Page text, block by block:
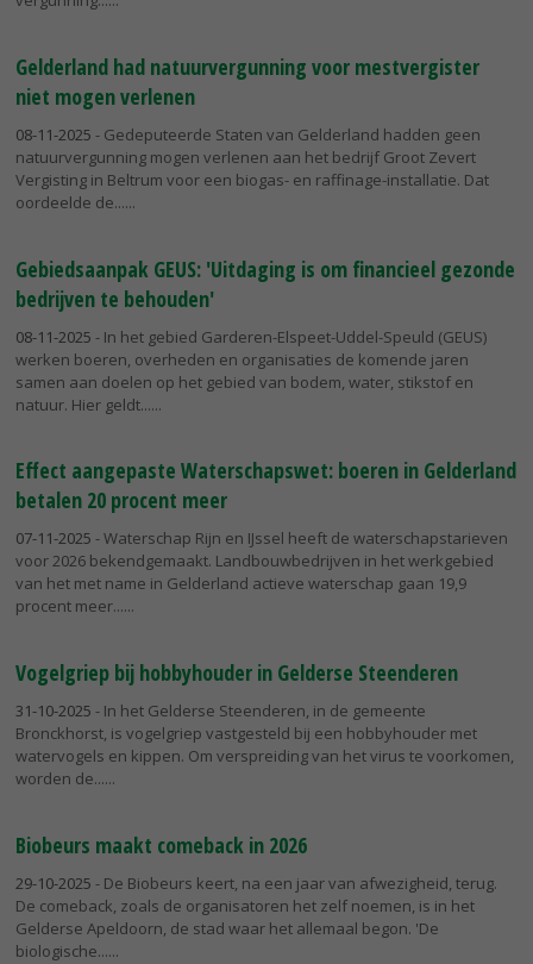
Gelderland had natuurvergunning voor mestvergister
niet mogen verlenen
08-11-2025 - Gedeputeerde Staten van Gelderland hadden geen
natuurvergunning mogen verlenen aan het bedrijf Groot Zevert
Vergisting in Beltrum voor een biogas- en raffinage-installatie. Dat
oordeelde de...
Gebiedsaanpak GEUS: 'Uitdaging is om financieel gezonde
bedrijven te behouden'
08-11-2025 - In het gebied Garderen-Elspeet-Uddel-Speuld (GEUS)
werken boeren, overheden en organisaties de komende jaren
samen aan doelen op het gebied van bodem, water, stikstof en
natuur. Hier geldt...
Effect aangepaste Waterschapswet: boeren in Gelderland
betalen 20 procent meer
07-11-2025 - Waterschap Rijn en IJssel heeft de waterschapstarieven
voor 2026 bekendgemaakt. Landbouwbedrijven in het werkgebied
van het met name in Gelderland actieve waterschap gaan 19,9
procent meer...
Vogelgriep bij hobbyhouder in Gelderse Steenderen
31-10-2025 - In het Gelderse Steenderen, in de gemeente
Bronckhorst, is vogelgriep vastgesteld bij een hobbyhouder met
watervogels en kippen. Om verspreiding van het virus te voorkomen,
worden de...
Biobeurs maakt comeback in 2026
29-10-2025 - De Biobeurs keert, na een jaar van afwezigheid, terug.
De comeback, zoals de organisatoren het zelf noemen, is in het
Gelderse Apeldoorn, de stad waar het allemaal begon. 'De
biologische...